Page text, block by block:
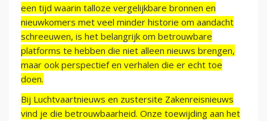
een tijd waarin talloze vergelijkbare bronnen en
nieuwkomers met veel minder historie om aandacht
schreeuwen, is het belangrijk om betrouwbare
platforms te hebben die niet alleen nieuws brengen,
maar ook perspectief en verhalen die er echt toe
doen.
Bij Luchtvaartnieuws en zustersite Zakenreisnieuws
vind je die betrouwbaarheid. Onze toewijding aan het